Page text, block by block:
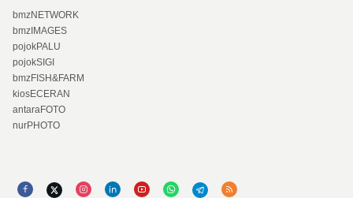
bmzNETWORK
bmzIMAGES
pojokPALU
pojokSIGI
bmzFISH&FARM
kiosECERAN
antaraFOTO
nurPHOTO